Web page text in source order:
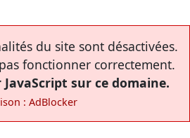
du site sont désactivées.
fonctionner correctement.
sur ce domaine.
: AdBlocker